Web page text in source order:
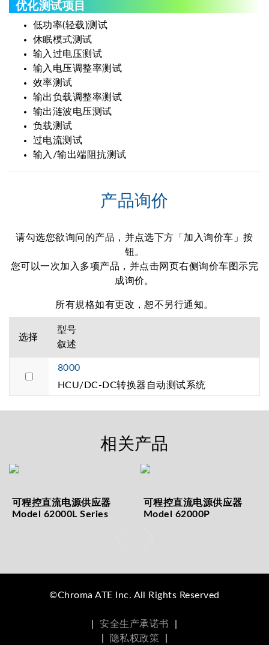
优化测试项目
低功率(轻载)测试
休眠模式测试
输入过电压测试
输入电压调整率测试
效率测试
输出负载调整率测试
输出涟波电压测试
负载测试
过电流测试
输入/输出端阻抗测试
产品询价
请勾选您欲询问的产品，并点选下方「加入询价车」按
钮。
您可以一次加入多项产品，并点击网页右侧询价车图示完
成询价。
所有規格如有更改，恕不另行通知。
选择
型号
叙述
8000
HCU/DC-DC转换器自动测试系统
相关产品
可程控直流电源供应器
Model 62000L Series
可程控直流电源供应器
Model 62000P
©Chroma ATE Inc. All Rights Reserved
安全生产承诺书
隐私权政策